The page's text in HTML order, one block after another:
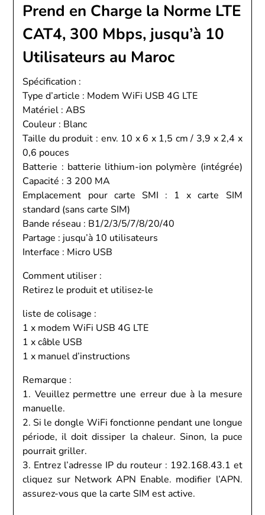
Prend en Charge la Norme LTE
CAT4, 300 Mbps, jusqu’à 10
Utilisateurs au Maroc
Spécification :
Type d’article : Modem WiFi USB 4G LTE
Matériel : ABS
Couleur : Blanc
Taille du produit : env. 10 x 6 x 1,5 cm / 3,9 x 2,4 x
0,6 pouces
Batterie : batterie lithium-ion polymère (intégrée)
Capacité : 3 200 MA
Emplacement pour carte SMI : 1 x carte SIM
standard (sans carte SIM)
Bande réseau : B1/2/3/5/7/8/20/40
Partage : jusqu’à 10 utilisateurs
Interface : Micro USB
Comment utiliser :
Retirez le produit et utilisez-le
liste de colisage :
1 x modem WiFi USB 4G LTE
1 x câble USB
1 x manuel d’instructions
Remarque :
1. Veuillez permettre une erreur due à la mesure
manuelle.
2. Si le dongle WiFi fonctionne pendant une longue
période, il doit dissiper la chaleur. Sinon, la puce
pourrait griller.
3. Entrez l’adresse IP du routeur : 192.168.43.1 et
cliquez sur Network APN Enable. modifier l’APN.
assurez-vous que la carte SIM est active.